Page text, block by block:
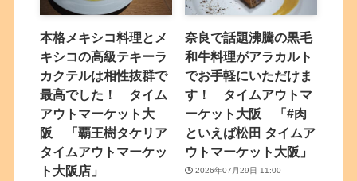
本格メキシコ料理とメ
キシコの高級テキーラ
カクテルは相性抜群で
最高でした！ タイム
アウトマーケット大
阪 「覇王樹タケリア
タイムアウトマーケッ
ト大阪店」
奈良で話題沸騰の黒毛
和牛料理がアラカルト
でお手軽にいただけま
す！ タイムアウトマ
ーケット大阪 「#肉
といえば松田 タイムア
ウトマーケット大阪」
2026年07月29日 11:00